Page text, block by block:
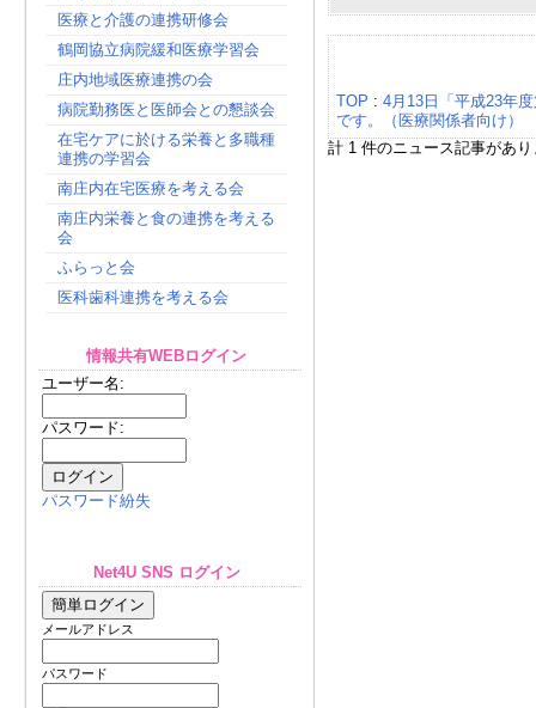
医療と介護の連携研修会
鶴岡協立病院緩和医療学習会
庄内地域医療連携の会
病院勤務医と医師会との懇談会
在宅ケアに於ける栄養と多職種
連携の学習会
南庄内在宅医療を考える会
南庄内栄養と食の連携を考える
会
ふらっと会
医科歯科連携を考える会
情報共有WEBログイン
ユーザー名:
パスワード:
パスワード紛失
Net4U SNS ログイン
メールアドレス
パスワード
TOP : 4月13日「平成23年
です。（医療関係者向け）
計 1 件のニュース記事があり